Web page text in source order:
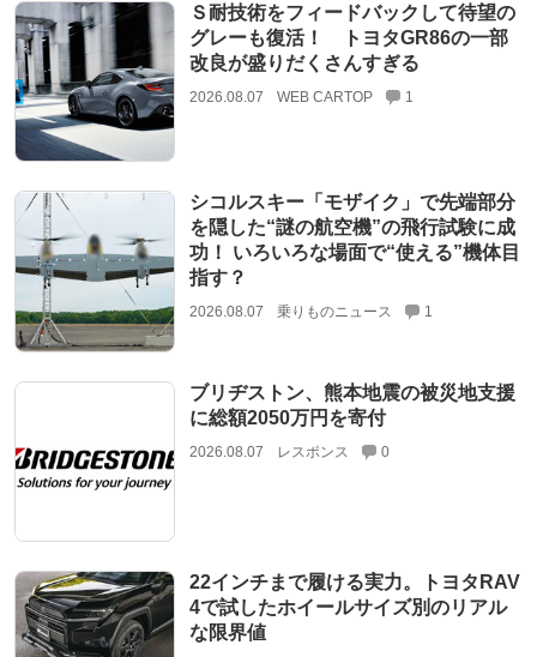
Ｓ耐技術をフィードバックして待望の
グレーも復活！ トヨタGR86の一部
改良が盛りだくさんすぎる
2026.08.07 WEB CARTOP 1
シコルスキー「モザイク」で先端部分
を隠した“謎の航空機”の飛行試験に成
功！ いろいろな場面で“使える”機体目
指す？
2026.08.07 乗りものニュース 1
ブリヂストン、熊本地震の被災地支援
に総額2050万円を寄付
2026.08.07 レスポンス 0
22インチまで履ける実力。トヨタRAV
4で試したホイールサイズ別のリアル
な限界値